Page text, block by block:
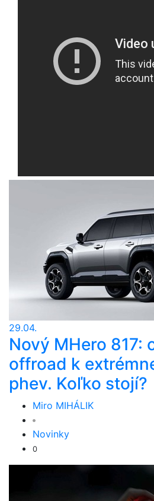
29.04.
Nový MHero 817:
offroad k
phev. Koľko stojí?
Miro MIHÁLIK
Novinky
0